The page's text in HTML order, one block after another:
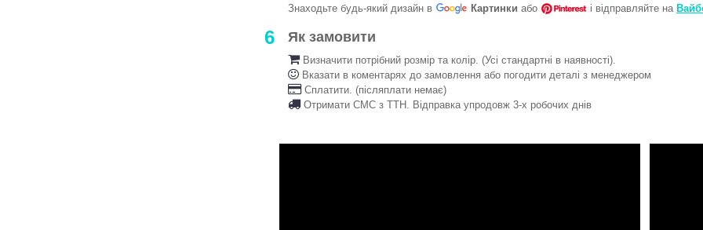
Знаходьте будь-який дизайн в
Картинки або і відправляйте на
6 Як замовити
Визначити потрібний розмір та колір. (Усі стандартні в наявності).
Вказати в коментарях до замовлення або погодити деталі з менеджером
Сплатити. (післяплати немає)
Отримати СМС з ТТН. Відправка упродовж 3-х робочих днів